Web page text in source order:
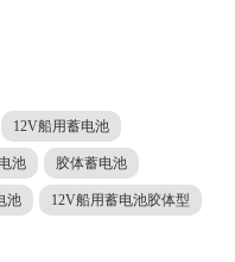
12V船用蓄电池
池 胶体蓄电池
池 12V船用蓄电池胶体型